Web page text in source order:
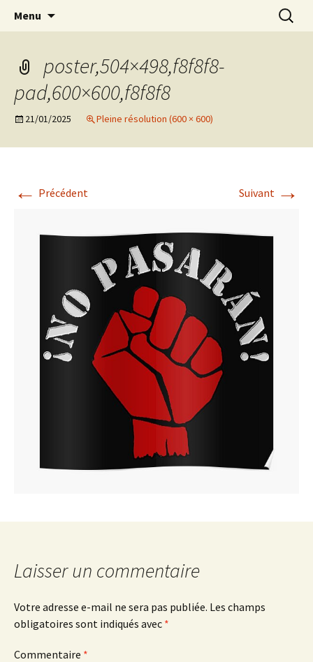
Marc Leroi
Menu
poster,504×498,f8f8f8-
pad,600×600,f8f8f8
21/01/2025 Pleine résolution (600 × 600)
← Précédent Suivant →
Laisser un commentaire
Votre adresse e-mail ne sera pas publiée. Les champs
obligatoires sont indiqués avec *
Commentaire *